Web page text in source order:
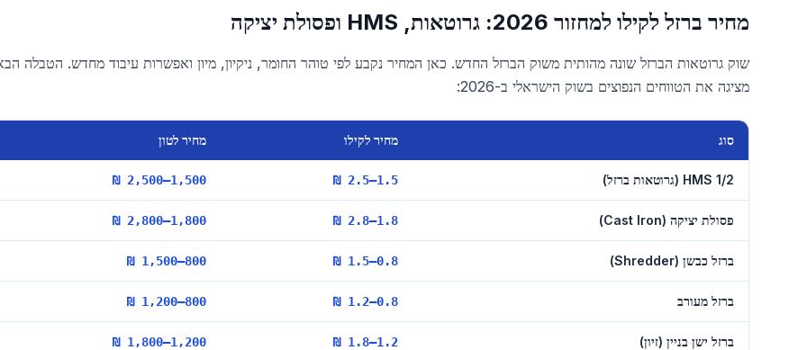
מחיר ברזל לקילו למחזור 2026: גרוטאות, HMS ופסולת יציקה
שוק גרוטאות הברזל שונה מהותית משוק הברזל החדש. כאן המחיר נקבע לפי טוהר החומר, ניקיון, מיון ואפשרות עיבוד מחדש. הטבלה
מציגה את הטווחים הנפוצים בשוק הישראלי ב-2026:
סוג מחיר לקילו מחיר לטון
HMS 1/2 (גרוטאות ברזל) 1.5–2.5 ₪
1,500–2,500 ₪
פסולת יציקה (Cast Iron) 1.8–2.8 ₪
1,800–2,800 ₪
ברזל כבשן (Shredder) 0.8–1.5 ₪
800–1,500 ₪
ברזל מעורב 0.8–1.2 ₪
800–1,200 ₪
ברזל ישן בניין (זיון) 1.2–1.8 ₪
1,200–1,800 ₪